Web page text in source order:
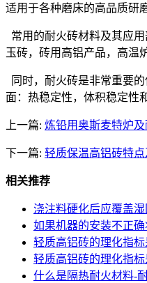
适用于各种磨床的高品质研
常用的耐火砖材料及其应
玉砖，砖用高铝产品，高温
同时，耐火砖是非常重要
面：热稳定性，体积稳定性
上一篇: 炼铅用奥斯麦特炉
下一篇: 轻质保温高铝砖特
相关推荐
浇注料硬化后应覆盖
如果机器的安装不正
轻质高铝砖的理化指
轻质高铝砖的理化指
什么是隔热耐火材料-